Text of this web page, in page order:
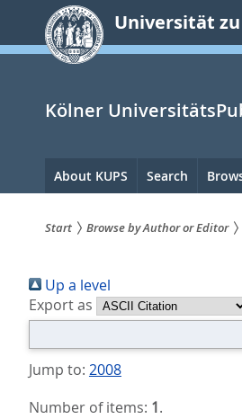
springen
Universität
Kölner
Hauptnavigation
About KUPS Search
sind
hier:
Start Browse by Author or Editor
Up a level
Export as
Jump to: 2008
Number of items: 1.